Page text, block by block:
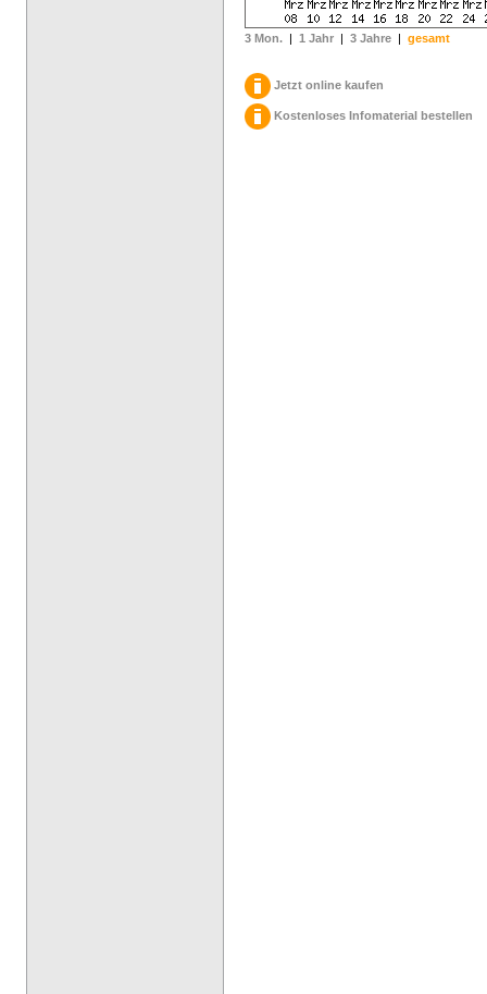
3 Mon. | 1 Jahr | 3 Jahre | gesamt
Jetzt online kaufen
Kostenloses Infomaterial bestellen